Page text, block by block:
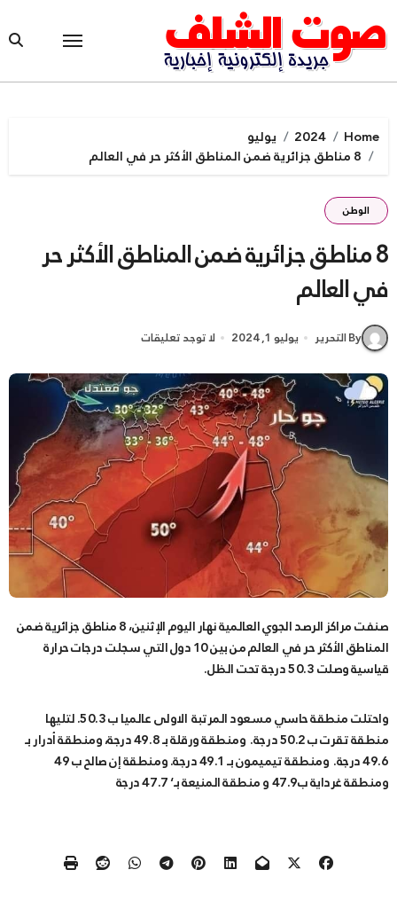
to
content
Home
2024
يوليو
8 مناطق جزائرية ضمن المناطق الأكثر حر في العالم
الوطن
8 مناطق جزائرية ضمن المناطق الأكثر حر
في العالم
By التحرير يوليو 1, 2024 لا توجد تعليقات
صنفت مراكز الرصد الجوي العالمية نهار اليوم الإثنين، 8 مناطق جزائرية ضمن
المناطق الأكثر حر في العالم من بين 10 دول التي سجلت درجات حرارة
قياسية وصلت 50.3 درجة تحت الظل.
واحتلت منطقة حاسي مسعود المرتبة الاولى عالميا ب 50.3. لتليها
منطقة تقرت ب 50.2 درجة. ومنطقة ورقلة بـ 49.8 درجة، ومنطقة أدرار بـ
49.6 درجة. ومنطقة تيميمون بـ 49.1 درجة. ومنطقة إن صالح ب 49
ومنطقة غرداية ب47.9 و منطقة المنيعة بـ‘ 47.7 درجة